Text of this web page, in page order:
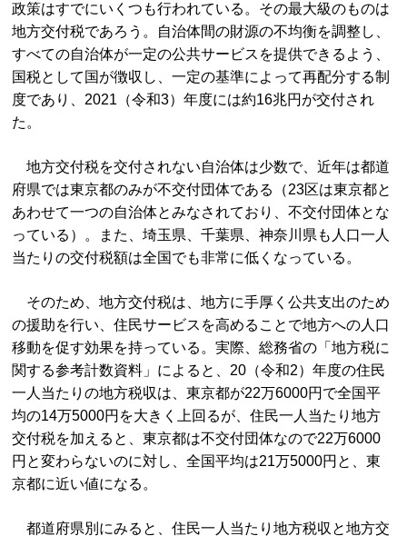
政策はすでにいくつも行われている。その最大級のものは
地方交付税であろう。自治体間の財源の不均衡を調整し、
すべての自治体が一定の公共サービスを提供できるよう、
国税として国が徴収し、一定の基準によって再配分する制
度であり、2021（令和3）年度には約16兆円が交付され
た。
地方交付税を交付されない自治体は少数で、近年は都道
府県では東京都のみが不交付団体である（23区は東京都と
あわせて一つの自治体とみなされており、不交付団体とな
っている）。また、埼玉県、千葉県、神奈川県も人口一人
当たりの交付税額は全国でも非常に低くなっている。
そのため、地方交付税は、地方に手厚く公共支出のため
の援助を行い、住民サービスを高めることで地方への人口
移動を促す効果を持っている。実際、総務省の「地方税に
関する参考計数資料」によると、20（令和2）年度の住民
一人当たりの地方税収は、東京都が22万6000円で全国平
均の14万5000円を大きく上回るが、住民一人当たり地方
交付税を加えると、東京都は不交付団体なので22万6000
円と変わらないのに対し、全国平均は21万5000円と、東
京都に近い値になる。
都道府県別にみると、住民一人当たり地方税収と地方交